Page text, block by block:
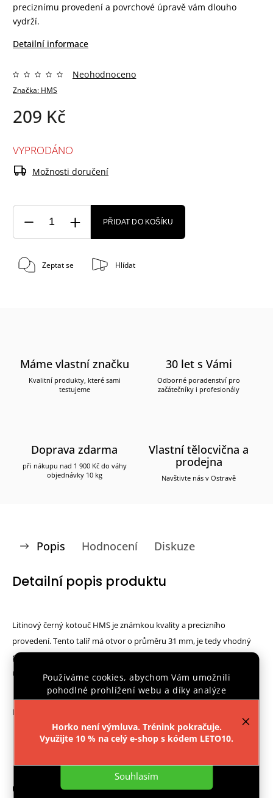
Používáme cookies, abychom Vám umožnili
pohodlné prohlížení webu a díky analýze
provozu webu neustále zlepšovali jeho funkce,
Nastavení
Souhlasím
Horko není výmluva. Trénink pokračuje.
Využijte 10 % na celý e-shop s kódem LETO10.
preciznímu provedení a povrchové úpravě vám dlouho
vydrží.
Detailní informace
Značka: HMS
Neohodnoceno
209 Kč
VYPRODÁNO
Možnosti doručení
PŘIDAT DO KOŠÍKU
Zeptat se Hlídat
Máme vlastní značku
Kvalitní produkty, které sami
testujeme
30 let s Vámi
Odborné poradenství pro
začátečníky i profesionály
Doprava zdarma
při nákupu nad 1 900 Kč do váhy
objednávky 10 kg
Vlastní tělocvična a
prodejna
Navštivte nás v Ostravě
Popis Hodnocení Diskuze
Detailní popis produktu
Litinový černý kotouč HMS je známkou kvality a precizního
provedení. Tento talíř má otvor o průměru 31 mm, je tedy vhodný
pro všechny typy klasických os. Závaží je opatřeno povrchovou
úpravou prodlužující jeho životnost.
Parametry:
Průměr otvoru: 31 mm
Upozornění: